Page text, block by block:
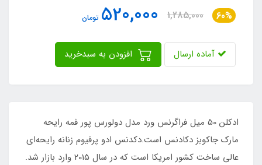
60%
1,285,000
520,000 تومان
آماده ارسال
ادکلن 50 میل فراگرنس ورد مدل دولورس پور فمه رایحه
مارک جاکوبز دکادنس است.دکدنس ادو پرفیوم زنانه رایحه‌ای
عالی ساخت کشور امریکا است که در سال 2015 وارد بازار شد.